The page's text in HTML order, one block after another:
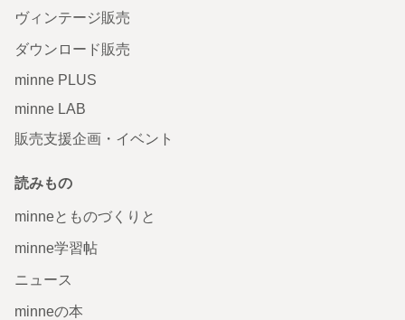
ヴィンテージ販売
ダウンロード販売
minne PLUS
minne LAB
販売支援企画・イベント
読みもの
minneとものづくりと
minne学習帖
ニュース
minneの本